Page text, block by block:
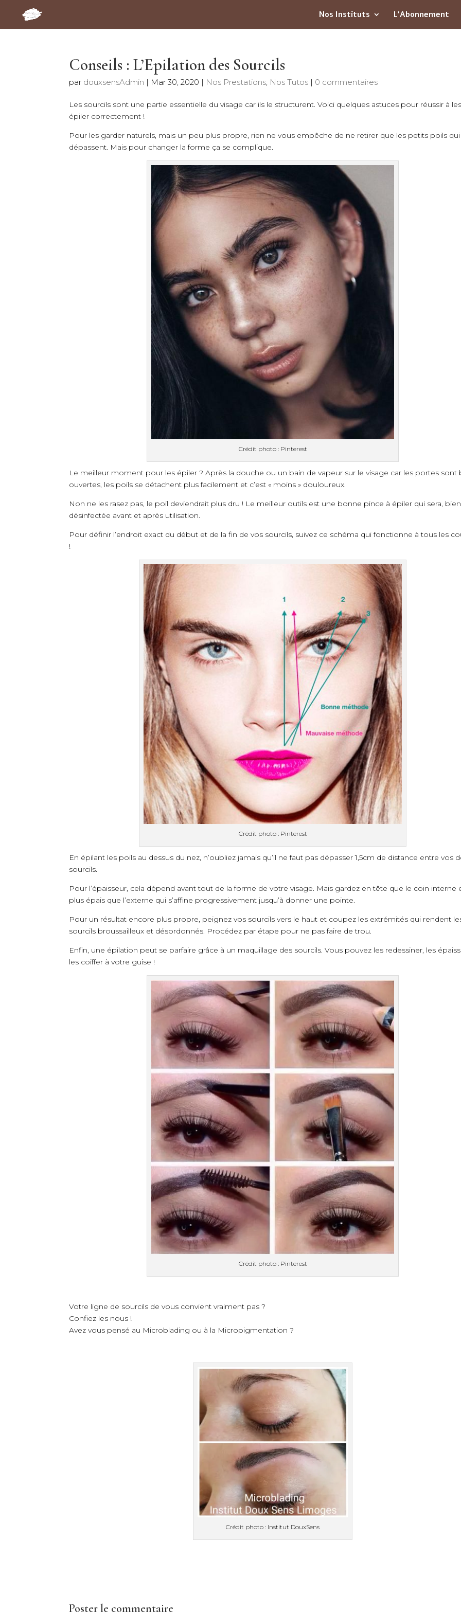
Nos Instituts L’Abonnement
Conseils : L’Epilation des Sourcils
par douxsensAdmin | Mar 30, 2020 | Nos Prestations, Nos Tutos | 0 commentaires
Les sourcils sont une partie essentielle du visage car ils le structurent. Voici quelques astuces pour réussir à
épiler correctement !
Pour les garder naturels, mais un peu plus propre, rien ne vous empêche de ne retirer que les petits poils qui
dépassent. Mais pour changer la forme ça se complique.
Crédit photo : Pinterest
Le meilleur moment pour les épiler ? Après la douche ou un bain de vapeur sur le visage car les portes sont
ouvertes, les poils se détachent plus facilement et c’est « moins » douloureux.
Non ne les rasez pas, le poil deviendrait plus dru ! Le meilleur outils est une bonne pince à épiler qui sera,
désinfectée avant et après utilisation.
Pour définir l’endroit exact du début et de la fin de vos sourcils, suivez ce schéma qui fonctionne à tous les
!
Crédit photo : Pinterest
En épilant les poils au dessus du nez, n’oubliez jamais qu’il ne faut pas dépasser 1,5cm de distance entre vos
sourcils.
Pour l’épaisseur, cela dépend avant tout de la forme de votre visage. Mais gardez en tête que le coin interne
plus épais que l’externe qui s’affine progressivement jusqu’à donner une pointe.
Pour un résultat encore plus propre, peignez vos sourcils vers le haut et coupez les extrémités qui rendent
sourcils broussailleux et désordonnés. Procédez par étape pour ne pas faire de trou.
Enfin, une épilation peut se parfaire grâce à un maquillage des sourcils. Vous pouvez les redessiner, les
les coiffer à votre guise !
Crédit photo : Pinterest
Votre ligne de sourcils de vous convient vraiment pas ?
Confiez les nous !
Avez vous pensé au Microblading ou à la Micropigmentation ?
Crédit photo : Institut DouxSens
Poster le commentaire